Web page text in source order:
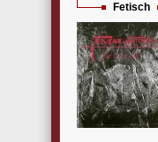
Fetisch